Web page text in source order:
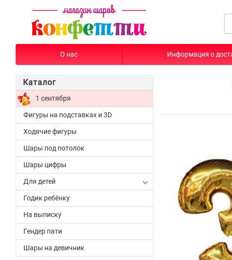
О нас Информация о
Каталог
1 сентября
Фигуры на подставках и 3D
Ходячие фигуры
Шары под потолок
Шары цифры
Для детей
Годик ребёнку
На выписку
Гендер пати
Шары на девичник